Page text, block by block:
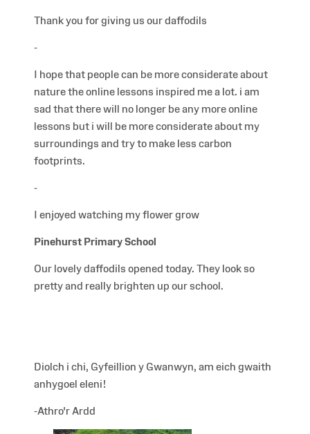
Thank you for giving us our daffodils
-
I hope that people can be more considerate about
nature the online lessons inspired me a lot. i am
sad that there will no longer be any more online
lessons but i will be more considerate about my
surroundings and try to make less carbon
footprints.
-
I enjoyed watching my flower grow
Pinehurst Primary School
Our lovely daffodils opened today. They look so
pretty and really brighten up our school.
Diolch i chi, Gyfeillion y Gwanwyn, am eich gwaith
anhygoel eleni!
-Athro'r Ardd